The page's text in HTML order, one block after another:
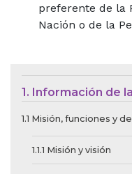
Menú de
1. Información de
1.1 Misión, funciones y
1.1.1 Misión y visión
preferente de la
Nación o de la